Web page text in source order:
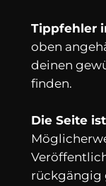
Tippfehler
oben
deinen
finden.
Die Seite
rückgängig